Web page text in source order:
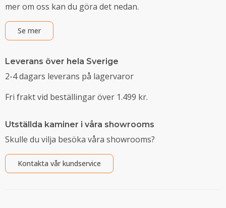
mer om oss kan du göra det nedan.
Se mer
Leverans över hela Sverige
2-4 dagars leverans på lagervaror
Fri frakt vid beställingar över 1.499 kr.
Utställda kaminer i våra showrooms
Skulle du vilja besöka våra showrooms?
Kontakta vår kundservice